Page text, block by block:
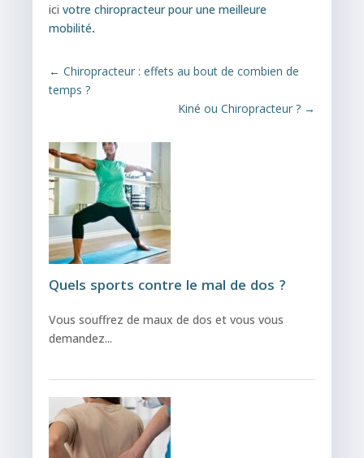
ici votre chiropracteur pour une meilleure
mobilité.
←Chiropracteur : effets au bout de combien de
temps ?
Kiné ou Chiropracteur ?→
Quels sports contre le mal de dos ?
Vous souffrez de maux de dos et vous vous
demandez...